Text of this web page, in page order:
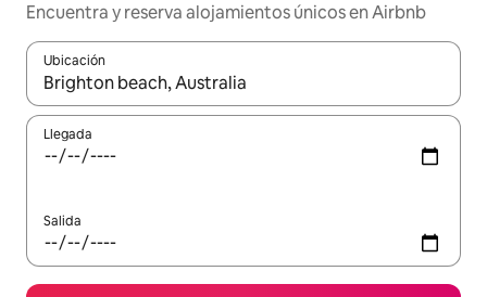
Encuentra y reserva alojamientos únicos en Airbnb
Ubicación
Cuando los resultados estén disponibles, navega con las
Llegada
Salida